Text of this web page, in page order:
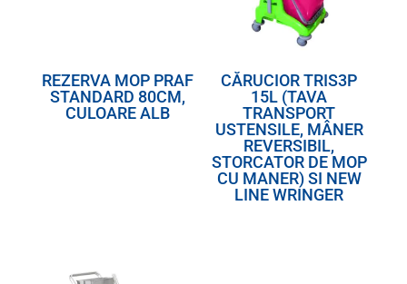
REZERVA MOP PRAF
STANDARD 80CM,
CULOARE ALB
CĂRUCIOR TRIS3P
15L (TAVA
TRANSPORT
USTENSILE, MÂNER
REVERSIBIL,
STORCATOR DE MOP
CU MANER) SI NEW
LINE WRINGER